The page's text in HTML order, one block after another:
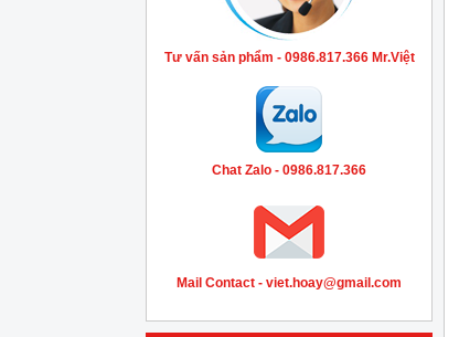
Tư vấn sản phẩm - 0986.817.366 Mr.Việt
Chat Zalo - 0986.817.366
Mail Contact - viet.hoay@gmail.com